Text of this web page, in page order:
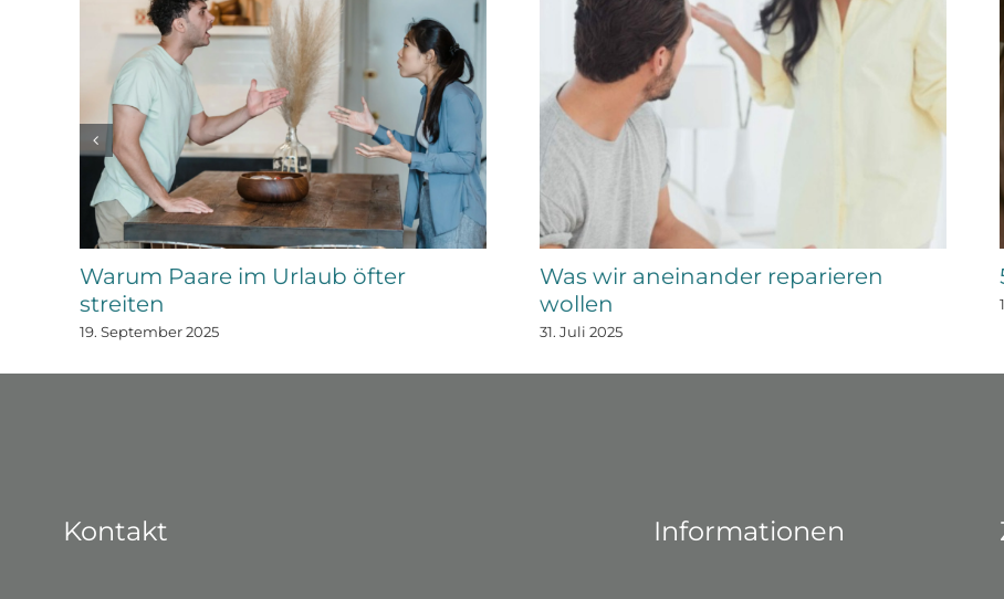
Warum Paare im Urlaub öfter
streiten
19. September 2025
Was wir aneinander reparieren
wollen
31. Juli 2025
Kontakt Informationen